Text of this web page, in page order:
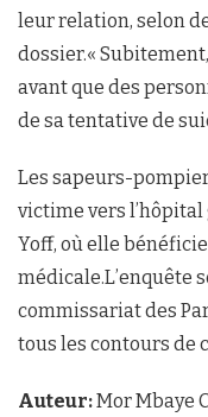
leur relation, selon
dossier.«
avant que des
de sa tentative de
Les sapeurs-
victime vers
Yoff, où elle
médicale.L’enquête
commissariat des
tous les contours de
Auteur:Mor Mbaye